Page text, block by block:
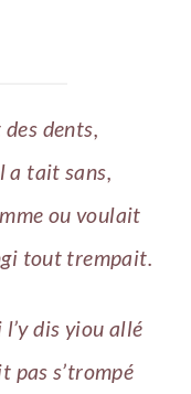
dents,
a tait sans,
ou voulait
tout trempait.
dis yiou allé
pas s’trompé